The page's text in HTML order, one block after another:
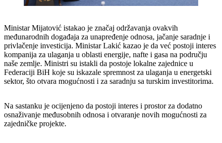
Ministar Mijatović istakao je značaj održavanja ovakvih
međunarodnih događaja za unapređenje odnosa, jačanje saradnje i
privlačenje investicija. Ministar Lakić kazao je da već postoji interes
kompanija za ulaganja u oblasti energije, nafte i gasa na području
naše zemlje. Ministri su istakli da postoje lokalne zajednice u
Federaciji BiH koje su iskazale spremnost za ulaganja u energetski
sektor, što otvara mogućnosti i za saradnju sa turskim investitorima.
Na sastanku je ocijenjeno da postoji interes i prostor za dodatno
osnaživanje međusobnih odnosa i otvaranje novih mogućnosti za
zajedničke projekte.